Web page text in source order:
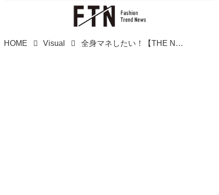
HOME Visual 全身マネしたい！【THE NORTH FACE】大人っぽくこなれる♡「最旬キャップコーデ」って？